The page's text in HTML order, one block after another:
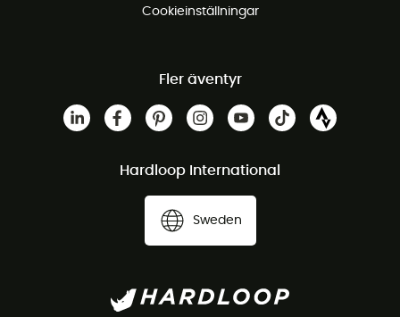
Cookieinställningar
Fler äventyr
Hardloop International
Sweden